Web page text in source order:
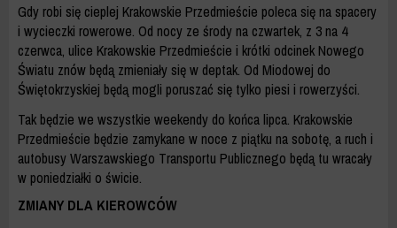
Gdy robi się cieplej Krakowskie Przedmieście poleca się na spacery
i wycieczki rowerowe. Od nocy ze środy na czwartek, z 3 na 4
czerwca, ulice Krakowskie Przedmieście i krótki odcinek Nowego
Światu znów będą zmieniały się w deptak. Od Miodowej do
Świętokrzyskiej będą mogli poruszać się tylko piesi i rowerzyści.
Tak będzie we wszystkie weekendy do końca lipca. Krakowskie
Przedmieście będzie zamykane w noce z piątku na sobotę, a ruch i
autobusy Warszawskiego Transportu Publicznego będą tu wracały
w poniedziałki o świcie.
ZMIANY DLA KIEROWCÓW